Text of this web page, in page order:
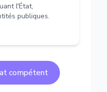
l'État,
publiques.
compétent